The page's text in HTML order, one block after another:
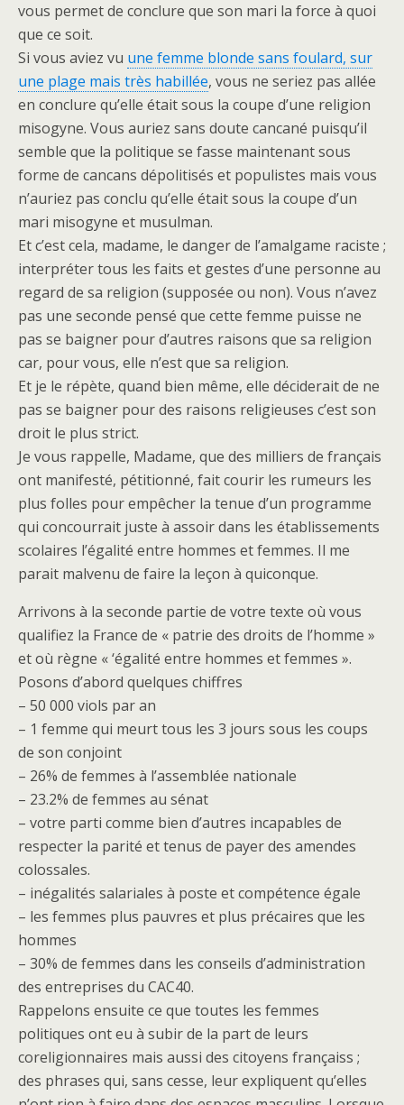
vous permet de conclure que son mari la force à quoi
que ce soit.
Si vous aviez vu une femme blonde sans foulard, sur
une plage mais très habillée, vous ne seriez pas allée
en conclure qu’elle était sous la coupe d’une religion
misogyne. Vous auriez sans doute cancané puisqu’il
semble que la politique se fasse maintenant sous
forme de cancans dépolitisés et populistes mais vous
n’auriez pas conclu qu’elle était sous la coupe d’un
mari misogyne et musulman.
Et c’est cela, madame, le danger de l’amalgame raciste ;
interpréter tous les faits et gestes d’une personne au
regard de sa religion (supposée ou non). Vous n’avez
pas une seconde pensé que cette femme puisse ne
pas se baigner pour d’autres raisons que sa religion
car, pour vous, elle n’est que sa religion.
Et je le répète, quand bien même, elle déciderait de ne
pas se baigner pour des raisons religieuses c’est son
droit le plus strict.
Je vous rappelle, Madame, que des milliers de français
ont manifesté, pétitionné, fait courir les rumeurs les
plus folles pour empêcher la tenue d’un programme
qui concourrait juste à assoir dans les établissements
scolaires l’égalité entre hommes et femmes. Il me
parait malvenu de faire la leçon à quiconque.
Arrivons à la seconde partie de votre texte où vous
qualifiez la France de « patrie des droits de l’homme »
et où règne « ‘égalité entre hommes et femmes ».
Posons d’abord quelques chiffres
– 50 000 viols par an
– 1 femme qui meurt tous les 3 jours sous les coups
de son conjoint
– 26% de femmes à l’assemblée nationale
– 23.2% de femmes au sénat
– votre parti comme bien d’autres incapables de
respecter la parité et tenus de payer des amendes
colossales.
– inégalités salariales à poste et compétence égale
– les femmes plus pauvres et plus précaires que les
hommes
– 30% de femmes dans les conseils d’administration
des entreprises du CAC40.
Rappelons ensuite ce que toutes les femmes
politiques ont eu à subir de la part de leurs
coreligionnaires mais aussi des citoyens françaiss ;
des phrases qui, sans cesse, leur expliquent qu’elles